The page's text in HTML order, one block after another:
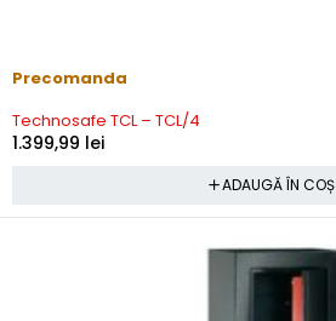
Precomanda
Technosafe TCL – TCL/4
1.399,99 lei
ADAUGĂ ÎN COȘ